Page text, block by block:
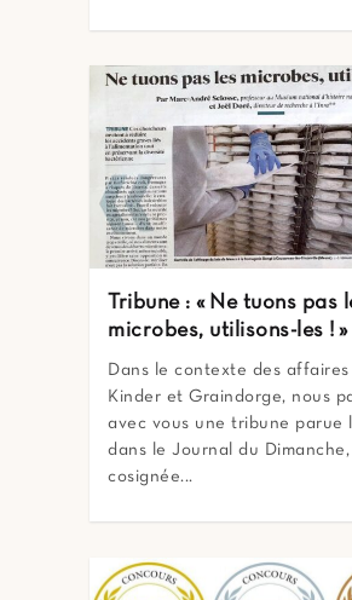
Tribune : « Ne tuons pas
microbes, utilisons-les ! »
Dans le contexte des
Kinder et Graindorge, nous
avec vous une tribune parue
dans le Journal du Dimanche,
cosignée...